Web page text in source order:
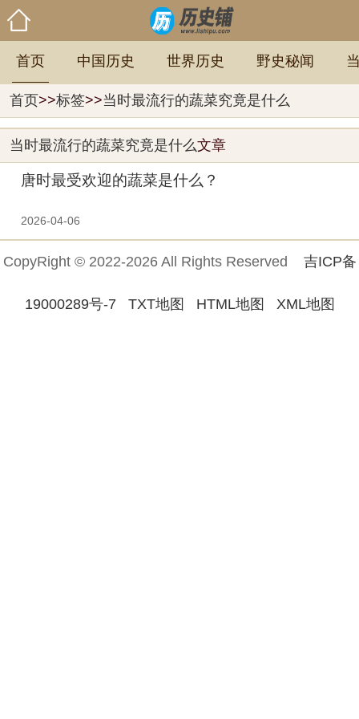
首页 中国历史 世界历史 野史秘闻
首页>>标签>>当时最流行的蔬菜究竟是什么
当时最流行的蔬菜究竟是什么文章
唐时最受欢迎的蔬菜是什么？
2026-04-06
CopyRight © 2022-2026 All Rights Reserved 吉ICP备
19000289号-7 TXT地图 HTML地图 XML地图